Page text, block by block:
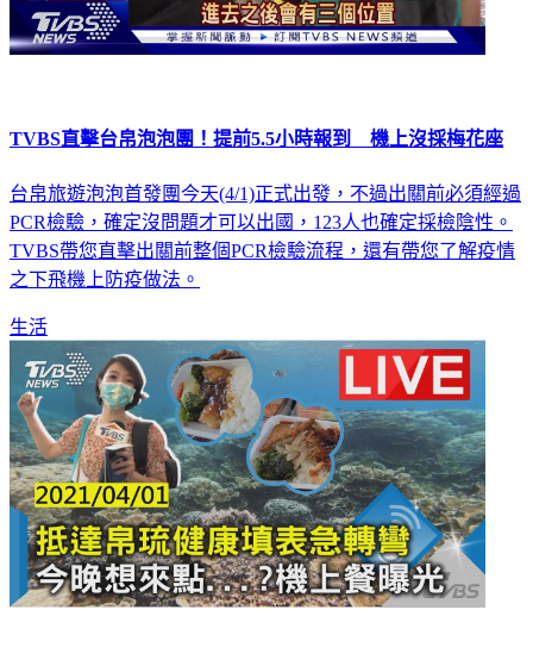
TVBS直擊台帛泡泡團！提前5.5小時報到 機上沒採梅花座
台帛旅遊泡泡首發團今天(4/1)正式出發，不過出關前必須經過
PCR檢驗，確定沒問題才可以出國，123人也確定採檢陰性。
TVBS帶您直擊出關前整個PCR檢驗流程，還有帶您了解疫情
之下飛機上防疫做法。
生活